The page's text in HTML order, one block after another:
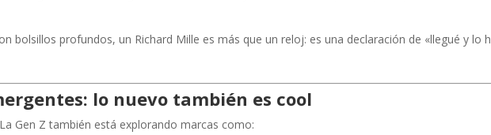
bolsillos profundos, un Richard Mille es más que un reloj: es una declaración de «llegué y lo
lo nuevo también es cool
Gen Z también está explorando marcas como: